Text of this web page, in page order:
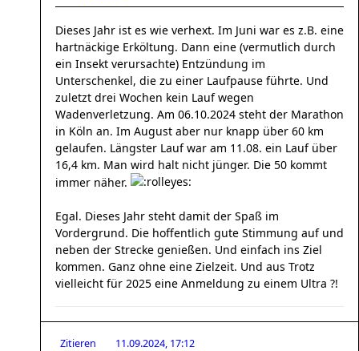
Dieses Jahr ist es wie verhext. Im Juni war es z.B. eine
hartnäckige Erköltung. Dann eine (vermutlich durch
ein Insekt verursachte) Entzündung im
Unterschenkel, die zu einer Laufpause führte. Und
zuletzt drei Wochen kein Lauf wegen
Wadenverletzung. Am 06.10.2024 steht der Marathon
in Köln an. Im August aber nur knapp über 60 km
gelaufen. Längster Lauf war am 11.08. ein Lauf über
16,4 km. Man wird halt nicht jünger. Die 50 kommt
immer näher.
Egal. Dieses Jahr steht damit der Spaß im
Vordergrund. Die hoffentlich gute Stimmung auf und
neben der Strecke genießen. Und einfach ins Ziel
kommen. Ganz ohne eine Zielzeit. Und aus Trotz
vielleicht für 2025 eine Anmeldung zu einem Ultra ?!
Zitieren 11.09.2024, 17:12